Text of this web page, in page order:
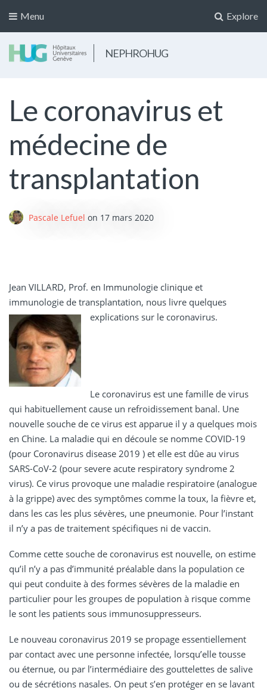
Explore
Menu
NEPHROHUG
Le coronavirus et
médecine de
transplantation
Pascale Lefuel on 17 mars 2020
Jean VILLARD, Prof. en Immunologie clinique et
immunologie de transplantation, nous livre quelques
explications sur le coronavirus.
Le coronavirus est une famille de virus
qui habituellement cause un refroidissement banal. Une
nouvelle souche de ce virus est apparue il y a quelques mois
en Chine. La maladie qui en découle se nomme COVID-19
(pour Coronavirus disease 2019 ) et elle est dûe au virus
SARS-CoV-2 (pour severe acute respiratory syndrome 2
virus). Ce virus provoque une maladie respiratoire (analogue
à la grippe) avec des symptômes comme la toux, la fièvre et,
dans les cas les plus sévères, une pneumonie. Pour l’instant
il n’y a pas de traitement spécifiques ni de vaccin.
Comme cette souche de coronavirus est nouvelle, on estime
qu’il n’y a pas d’immunité préalable dans la population ce
qui peut conduite à des formes sévères de la maladie en
particulier pour les groupes de population à risque comme
le sont les patients sous immunosuppresseurs.
Le nouveau coronavirus 2019 se propage essentiellement
par contact avec une personne infectée, lorsqu’elle tousse
ou éternue, ou par l’intermédiaire des gouttelettes de salive
ou de sécrétions nasales. On peut s’en protéger en se lavant